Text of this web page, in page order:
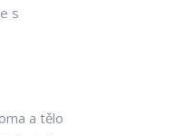
s
a tělo